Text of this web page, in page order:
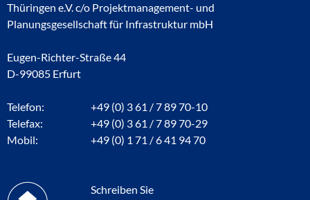
Thüringen e.V. c/o Projektmanagement- und
Planungsgesellschaft für Infrastruktur mbH
Eugen-Richter-Straße 44
D-99085 Erfurt
Telefon:
+49 (0) 3 61 / 7 89 70-10
Telefax:
+49 (0) 3 61 / 7 89 70-29
Mobil:
+49 (0) 1 71 / 6 41 94 70
Schreiben Sie